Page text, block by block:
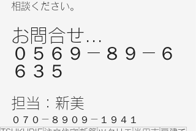
相談ください。
お問合せ...
０５６９－８９－６
６３５
担当：新美
０７０－８９０９－１９４１